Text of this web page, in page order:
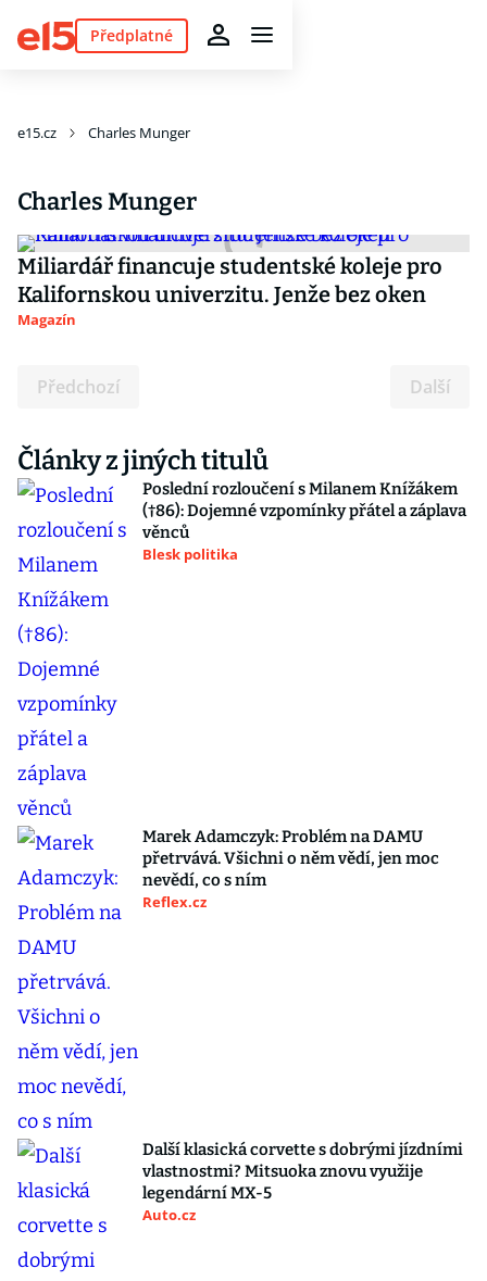
Předplatné
e15.cz Charles Munger
Charles Munger
Miliardář financuje studentské koleje pro
Kalifornskou univerzitu. Jenže bez oken
Magazín
Předchozí Další
Články z jiných titulů
Poslední rozloučení s Milanem Knížákem
(†86): Dojemné vzpomínky přátel a záplava
věnců
Blesk politika
Marek Adamczyk: Problém na DAMU
přetrvává. Všichni o něm vědí, jen moc
nevědí, co s ním
Reflex.cz
Další klasická corvette s dobrými jízdními
vlastnostmi? Mitsuoka znovu využije
legendární MX-5
Auto.cz